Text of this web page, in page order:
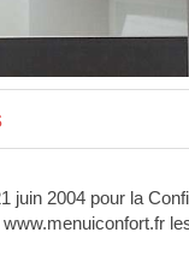
juin 2004 pour la